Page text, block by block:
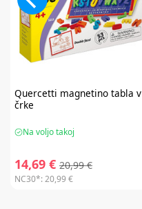
Quercetti magnetino tabla v
črke
Na voljo takoj
14,69 € 20,99 €
NC30*:20,99 €